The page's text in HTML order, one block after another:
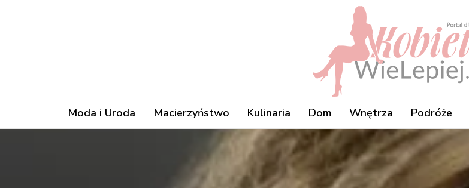
Moda i Uroda Macierzyństwo Kulinaria Dom Wnętrza Podróże